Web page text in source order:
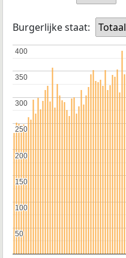
Burgerlijke staat: Totaal
50
50
100
100
150
150
200
200
250
250
300
300
350
350
400
400